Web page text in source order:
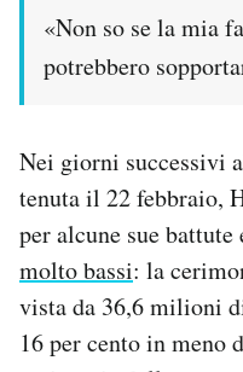
«Non so se la mia
potrebbero
Nei giorni successivi
tenuta il 22 febbraio,
per alcune sue battute
molto bassi: la
vista da 36,6 milioni
16 per cento in meno